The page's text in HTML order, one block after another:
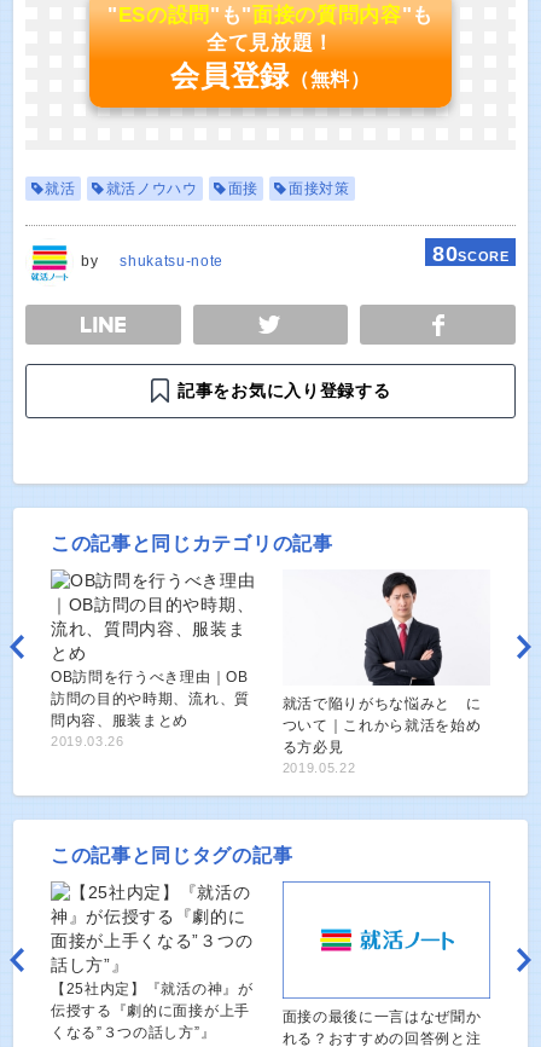
"ESの設問"も"面接の質問内容"も
全て見放題！
会員登録 （無料）
就活 就活ノウハウ 面接 面接対策
by shukatsu-note 80SCORE
TWEET
記事をお気に入り登録する
この記事と同じカテゴリの記事
OB訪問を行うべき理由｜OB
訪問の目的や時期、流れ、質
問内容、服装まとめ
2019.03.26
就活で陥りがちな悩みと に
ついて｜これから就活を始め
る方必見
2019.05.22
この記事と同じタグの記事
【25社内定】『就活の神』が
伝授する『劇的に面接が上手
くなる”３つの話し方”』
面接の最後に一言はなぜ聞か
れる？おすすめの回答例と注